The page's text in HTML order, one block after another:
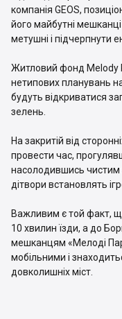
компанія GEOS,
його майбутні
метушні і підчерпнути
Житловий фонд Melody
нетипових планувань
будуть відкриватися
зелень.
На закритій від
провести час,
насолодившись чистим
дітвори встановлять
Важливим є той факт,
10 хвилин їзди, а до
мешканцям «Мелоді
мобільними і
довколишніх міст.